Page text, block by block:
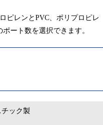
ピレンとPVC、ポリプロピレ
ート数を選択できます。
ック製